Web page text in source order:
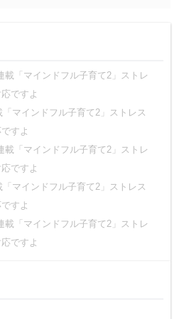
載「マインドフル子育て2」ストレ
ですよ
マインドフル子育て2」ストレス
すよ
載「マインドフル子育て2」ストレ
ですよ
マインドフル子育て2」ストレス
すよ
載「マインドフル子育て2」ストレ
ですよ